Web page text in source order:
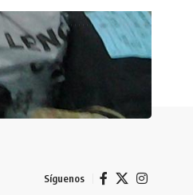
No hay comentarios
Síguenos